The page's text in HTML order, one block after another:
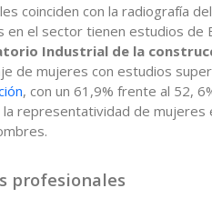
coinciden con la radiografía
en el sector tienen estudios de
Industrial de la
de mujeres con estudios
, con un 61,9% frente al 52,
la representatividad de mujeres
profesionales